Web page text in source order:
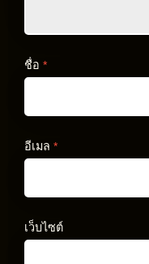
ชื่อ *
อีเมล *
เว็บไซต์